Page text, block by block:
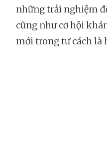
những trải nghiệm
cũng như cơ hội
mới trong tư cách là